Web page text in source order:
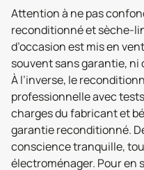
Attention à ne pas
reconditionné et sèche-
d’occasion est mis en
souvent sans garantie,
À l’inverse, le
professionnelle avec
charges du fabricant et
garantie reconditionné.
conscience tranquille,
électroménager. Pour en